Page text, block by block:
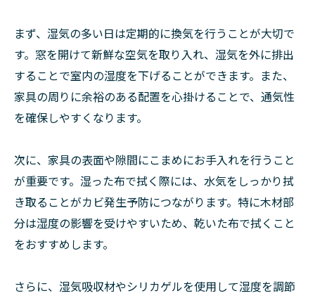
まず、湿気の多い日は定期的に換気を行うことが大切で
す。窓を開けて新鮮な空気を取り入れ、湿気を外に排出
することで室内の湿度を下げることができます。また、
家具の周りに余裕のある配置を心掛けることで、通気性
を確保しやすくなります。
次に、家具の表面や隙間にこまめにお手入れを行うこと
が重要です。湿った布で拭く際には、水気をしっかり拭
き取ることがカビ発生予防につながります。特に木材部
分は湿度の影響を受けやすいため、乾いた布で拭くこと
をおすすめします。
さらに、湿気吸収材やシリカゲルを使用して湿度を調節